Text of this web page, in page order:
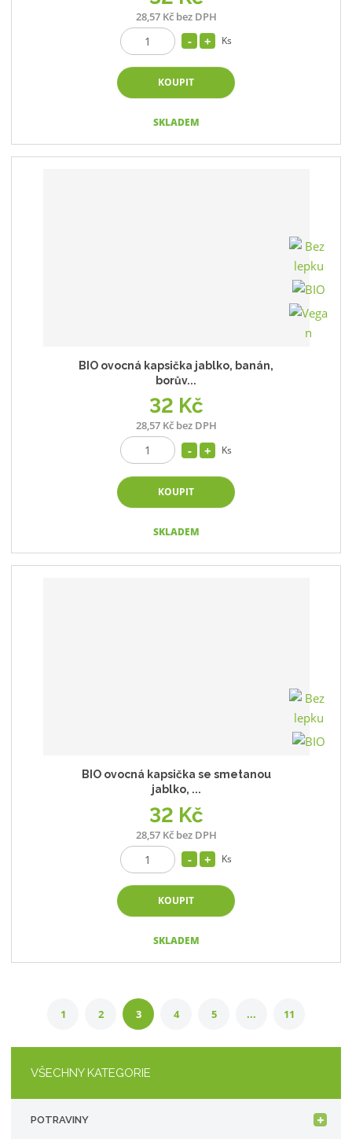
28,57 Kč bez DPH
Ks
KOUPIT
SKLADEM
BIO ovocná kapsička jablko, banán,
borův...
32 Kč
28,57 Kč bez DPH
Ks
KOUPIT
SKLADEM
BIO ovocná kapsička se smetanou
jablko, ...
32 Kč
28,57 Kč bez DPH
Ks
KOUPIT
SKLADEM
1 2 3 4 5 ... 11
VŠECHNY KATEGORIE
POTRAVINY